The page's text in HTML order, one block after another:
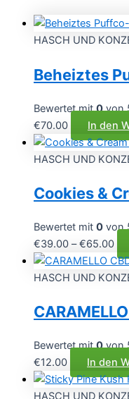
HASCH UND
Beheiztes
Bewertet mit0von
€70.00 In den
HASCH UND
Cookies &
Bewertet mit 0 von
€39.00 –€65.00
bis
HASCH UND
Bewertet mit0von
€12.00 In den
HASCH UND